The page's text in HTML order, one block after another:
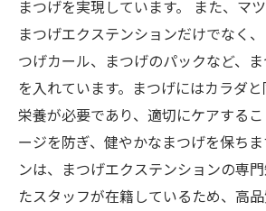
まつげを実現しています。 また、マ
まつげエクステンションだけでなく
つげカール、まつげのパックなど、
を入れています。まつげにはカラダ
栄養が必要であり、適切にケアする
ージを防ぎ、健やかなまつげを保ち
ンは、まつげエクステンションの専
たスタッフが在籍しているため、高